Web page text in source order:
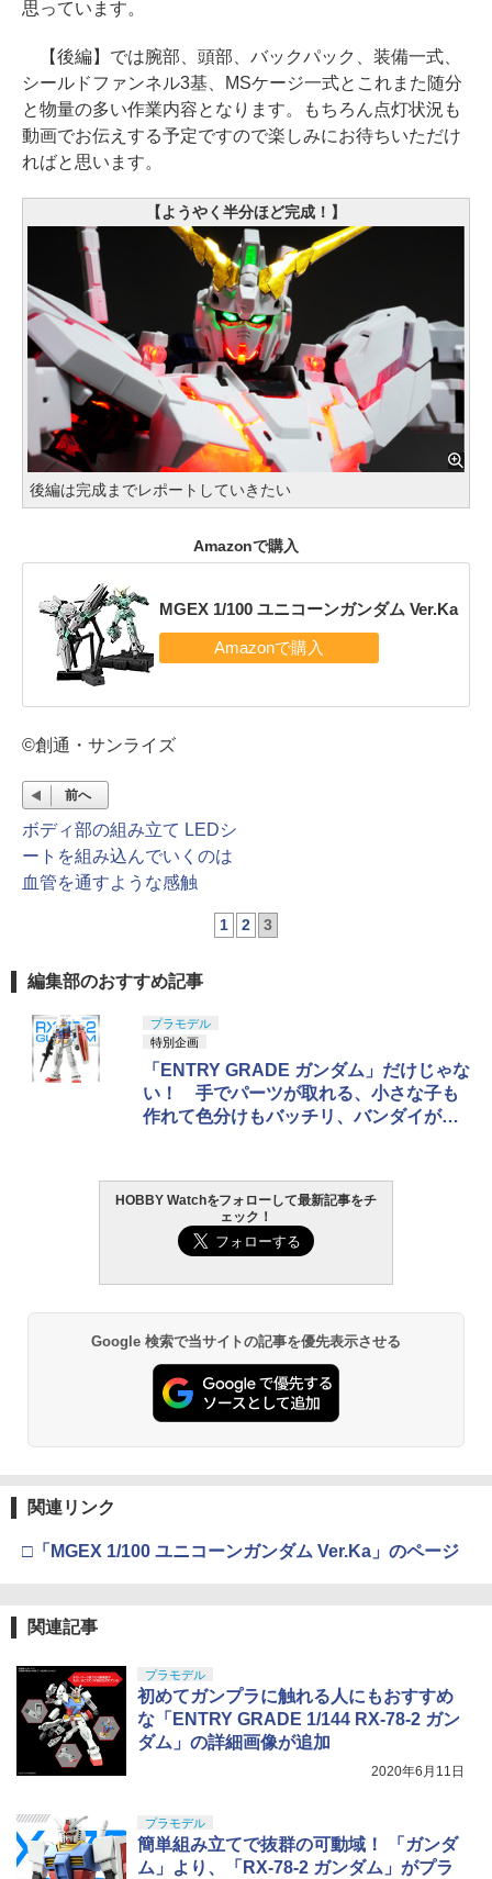
思っています。
【後編】では腕部、頭部、バックパック、装備一式、
シールドファンネル3基、MSケージ一式とこれまた随分
と物量の多い作業内容となります。もちろん点灯状況も
動画でお伝えする予定ですので楽しみにお待ちいただけ
ればと思います。
【ようやく半分ほど完成！】
後編は完成までレポートしていきたい
Amazonで購入
MGEX 1/100 ユニコーンガンダム Ver.Ka
©創通・サンライズ
前へ
ボディ部の組み立て LEDシ
ートを組み込んでいくのは
血管を通すような感触
1 2 3
編集部のおすすめ記事
プラモデル
特別企画
「ENTRY GRADE ガンダム」だけじゃな
い！ 手でパーツが取れる、小さな子も
作れて色分けもバッチリ、バンダイが目
HOBBY Watchをフォローして最新記事をチ
ェック！
Google 検索で当サイトの記事を優先表示させる
関連リンク
□「MGEX 1/100 ユニコーンガンダム Ver.Ka」のページ
関連記事
プラモデル
初めてガンプラに触れる人にもおすすめ
な「ENTRY GRADE 1/144 RX-78-2 ガン
ダム」の詳細画像が追加
2020年6月11日
プラモデル
簡単組み立てで抜群の可動域！ 「ガンダ
ム」より、「RX-78-2 ガンダム」がプラ